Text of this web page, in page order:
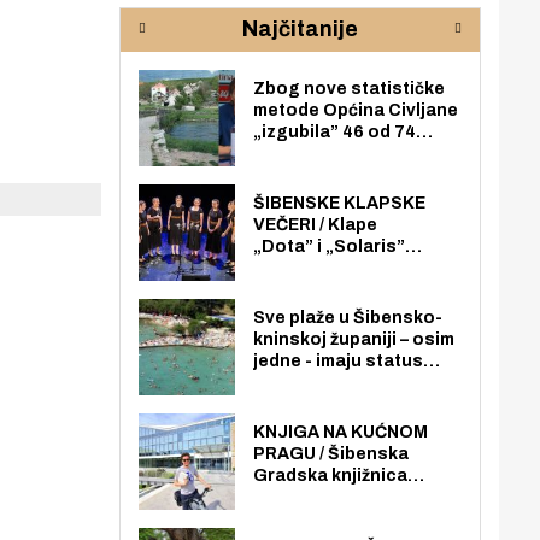
rijeke Krke
Najčitanije
Zbog nove statističke
metode Općina Civljane
„izgubila” 46 od 74
nego radno sposobnih
osoba među svojih 170
stanovnika.
ŠIBENSKE KLAPSKE
VEČERI / Klape
„Dota” i „Solaris”
loži
Sve plaže u Šibensko-
kninskoj županiji – osim
jedne - imaju status
općoj upotrebi. Pristup
je slobodan i besplatan
za sve građane i
KNJIGA NA KUĆNOM
PRAGU / Šibenska
Gradska knjižnica